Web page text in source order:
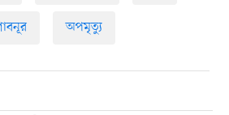
অপমৃত্যু